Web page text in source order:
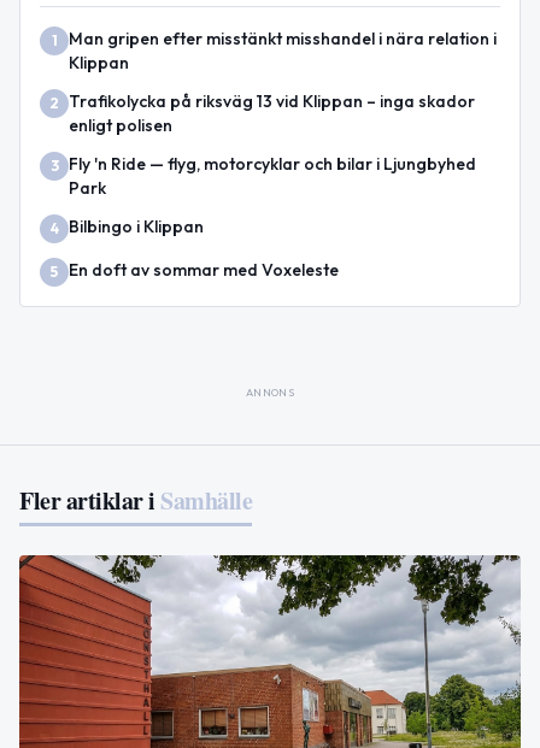
1
Man gripen efter misstänkt misshandel i nära relation i
Klippan
2
Trafikolycka på riksväg 13 vid Klippan – inga skador
enligt polisen
3
Fly 'n Ride — flyg, motorcyklar och bilar i Ljungbyhed
Park
4 Bilbingo i Klippan
5 En doft av sommar med Voxeleste
ANNONS
Fler artiklar i Samhälle